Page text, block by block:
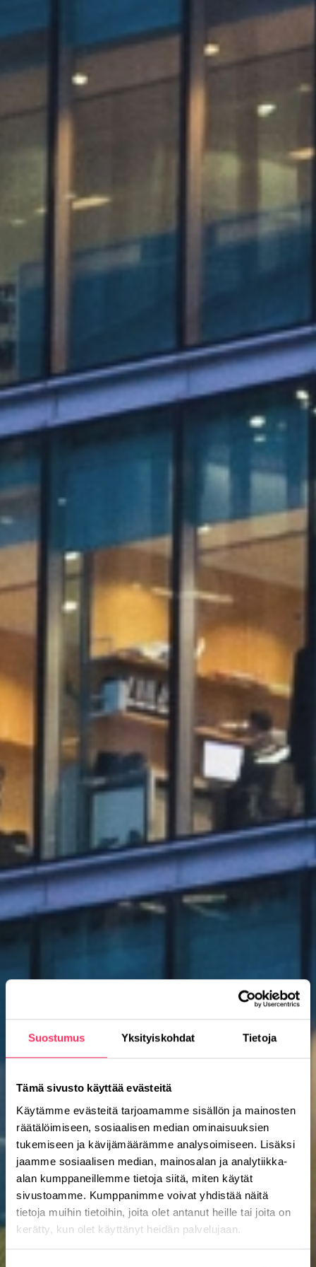
Suostumus Yksityiskohdat Tietoja
Tämä sivusto käyttää evästeitä
Käytämme evästeitä tarjoamamme sisällön ja mainosten
räätälöimiseen, sosiaalisen median ominaisuuksien
tukemiseen ja kävijämäärämme analysoimiseen. Lisäksi
jaamme sosiaalisen median, mainosalan ja analytiikka-
alan kumppaneillemme tietoja siitä, miten käytät
sivustoamme. Kumppanimme voivat yhdistää näitä
tietoja muihin tietoihin, joita olet antanut heille tai joita on
kerätty, kun olet käyttänyt heidän palvelujaan.